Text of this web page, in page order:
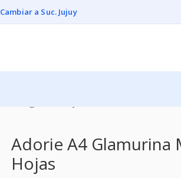
Cambiar a Suc. Jujuy
Adorie A4 Glamurina
Hojas